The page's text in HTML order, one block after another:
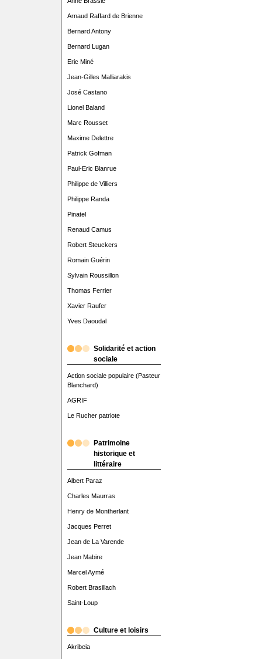
Arnaud Raffard de Brienne
Bernard Antony
Bernard Lugan
Eric Miné
Jean-Gilles Malliarakis
José Castano
Lionel Baland
Marc Rousset
Maxime Delettre
Patrick Gofman
Paul-Eric Blanrue
Philippe de Villiers
Philippe Randa
Pinatel
Renaud Camus
Robert Steuckers
Romain Guérin
Sylvain Roussillon
Thomas Ferrier
Xavier Raufer
Yves Daoudal
Solidarité et action
sociale
Action sociale populaire (Pasteur
Blanchard)
AGRIF
Le Rucher patriote
Patrimoine
historique et
littéraire
Albert Paraz
Charles Maurras
Henry de Montherlant
Jacques Perret
Jean de La Varende
Jean Mabire
Marcel Aymé
Robert Brasillach
Saint-Loup
Culture et loisirs
Akribeia